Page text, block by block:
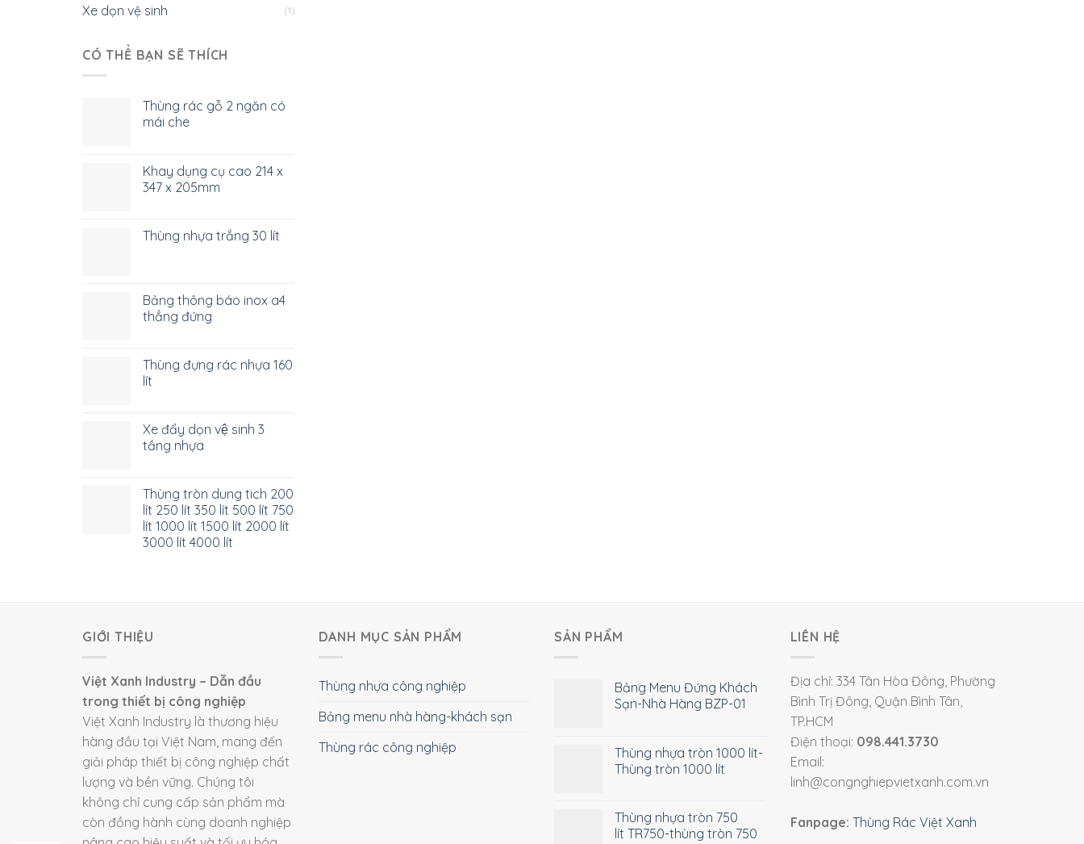
Xe dọn vệ sinh (1)
CÓ THỂ BẠN SẼ THÍCH
Thùng rác gỗ 2 ngăn có
mái che
Khay dụng cụ cao 214 x
347 x 205mm
Thùng nhựa trắng 30 lít
Bảng thông báo inox a4
thẳng đứng
Thùng đựng rác nhựa 160
lít
Xe đẩy dọn vệ sinh 3
tầng nhựa
Thùng tròn dung tich 200
lít 250 lít 350 lít 500 lít 750
lít 1000 lít 1500 lít 2000 lít
3000 lít 4000 lít
GIỚI THIỆU
Việt Xanh Industry – Dẫn đầu
trong thiết bị công nghiệp
Việt Xanh Industry là thương hiệu
hàng đầu tại Việt Nam, mang đến
giải pháp thiết bị công nghiệp chất
lượng và bền vững. Chúng tôi
không chỉ cung cấp sản phẩm mà
còn đồng hành cùng doanh nghiệp
DANH MỤC SẢN PHẨM
Thùng nhựa công nghiệp
Bảng menu nhà hàng-khách sạn
Thùng rác công nghiệp
SẢN PHẨM
Bảng Menu Đứng Khách
Sạn-Nhà Hàng BZP-01
Thùng nhựa tròn 1000 lít-
Thùng tròn 1000 lít
Thùng nhựa tròn 750
lít TR750-thùng tròn 750
LIÊN HỆ
Địa chỉ: 334 Tân Hòa Đông, Phường
Bình Trị Đông, Quận Bình Tân,
TP.HCM
Điện thoại: 098.441.3730
Email:
linh@congnghiepvietxanh.com.vn
Fanpage: Thùng Rác Việt Xanh